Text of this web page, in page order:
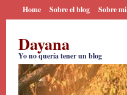
Home Sobre el blog Sobre mi
Dayana
Yo no quería tener un blog